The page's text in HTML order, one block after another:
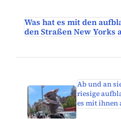
Was hat es mit den
den Straßen New Yorks
Ab und an
riesige
es mit ihnen